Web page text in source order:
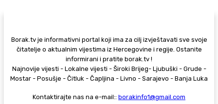
Borak.tv je informativni portal koji ima za cilj izvještavati sve svoje
čitatelje o aktualnim vijestima iz Hercegovine i regije. Ostanite
informirani i pratite borak.tv !
Najnovije vijesti - Lokalne vijesti - Široki Brijeg- Ljubuški - Grude -
Mostar - Posušje - Čitluk - Čapljina - Livno - Sarajevo - Banja Luka
Kontaktirajte nas na e-mail:: borakinfo1@gmail.com